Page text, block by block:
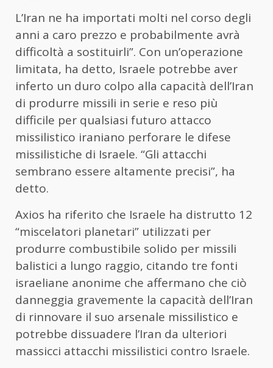
L’Iran ne ha importati molti nel corso degli
anni a caro prezzo e probabilmente avrà
difficoltà a sostituirli”. Con un’operazione
limitata, ha detto, Israele potrebbe aver
inferto un duro colpo alla capacità dell’Iran
di produrre missili in serie e reso più
difficile per qualsiasi futuro attacco
missilistico iraniano perforare le difese
missilistiche di Israele. “Gli attacchi
sembrano essere altamente precisi”, ha
detto.
Axios ha riferito che Israele ha distrutto 12
“miscelatori planetari” utilizzati per
produrre combustibile solido per missili
balistici a lungo raggio, citando tre fonti
israeliane anonime che affermano che ciò
danneggia gravemente la capacità dell’Iran
di rinnovare il suo arsenale missilistico e
potrebbe dissuadere l’Iran da ulteriori
massicci attacchi missilistici contro Israele.